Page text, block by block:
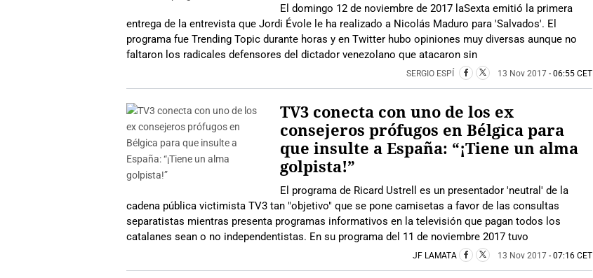
El domingo 12 de noviembre de 2017 laSexta emitió la primera
entrega de la entrevista que Jordi Évole le ha realizado a Nicolás Maduro para 'Salvados'. El
programa fue Trending Topic durante horas y en Twitter hubo opiniones muy diversas aunque no
faltaron los radicales defensores del dictador venezolano que atacaron sin
SERGIO ESPÍ 13 Nov 2017 - 06:55 CET
TV3 conecta con uno de los ex
consejeros prófugos en Bélgica para
que insulte a España: “¡Tiene un alma
golpista!”
El programa de Ricard Ustrell es un presentador 'neutral' de la
cadena pública victimista TV3 tan "objetivo" que se pone camisetas a favor de las consultas
separatistas mientras presenta programas informativos en la televisión que pagan todos los
catalanes sean o no independentistas. En su programa del 11 de noviembre 2017 tuvo
JF LAMATA 13 Nov 2017 - 07:16 CET